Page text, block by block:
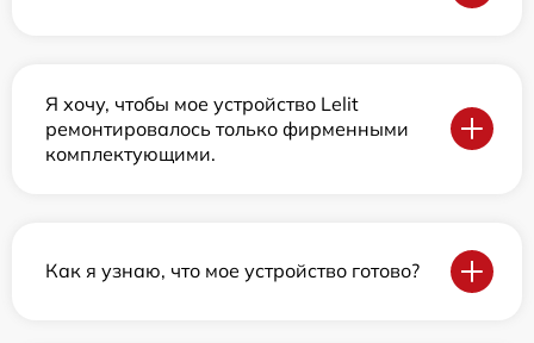
Я хочу, чтобы мое устройство Lelit
ремонтировалось только фирменными
комплектующими.
Как я узнаю, что мое устройство готово?